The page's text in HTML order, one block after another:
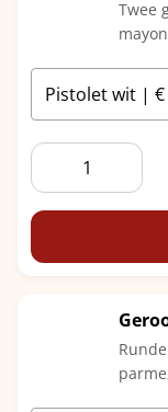
Twee
Gekookte
Eieren
aantal